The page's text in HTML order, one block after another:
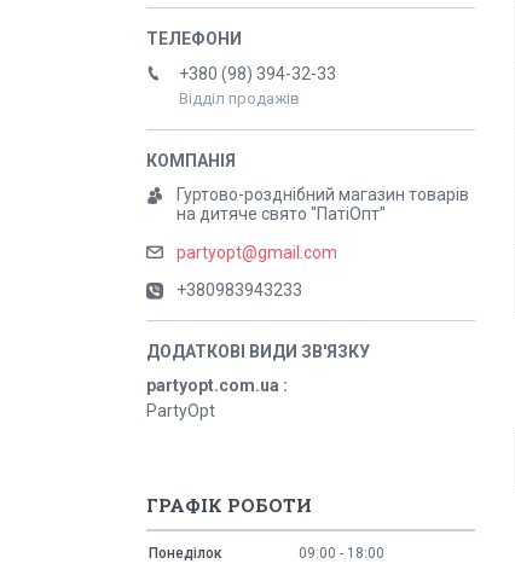
+380 (98) 394-32-33
Відділ продажів
Гуртово-розднібний магазин товарів
на дитяче свято "ПатіОпт"
partyopt@gmail.com
+380983943233
partyopt.com.ua
PartyOpt
ГРАФІК РОБОТИ
Понеділок 09:00 18:00